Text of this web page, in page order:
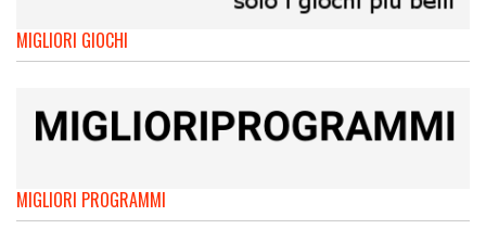
MIGLIORI GIOCHI
MIGLIORI PROGRAMMI